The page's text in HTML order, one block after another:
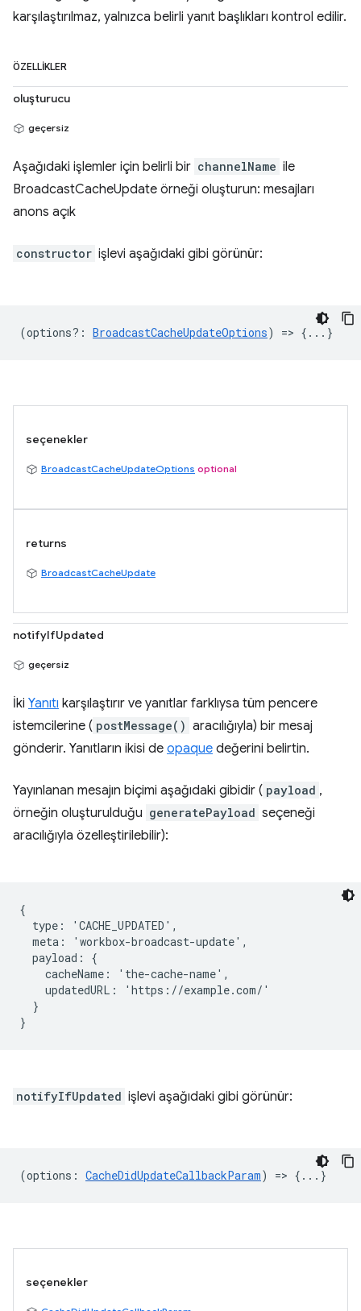
karşılaştırılmaz, yalnızca belirli yanıt başlıkları kontrol edilir.
ÖZELLIKLER
oluşturucu
geçersiz
Aşağıdaki işlemler için belirli bir channelName ile
BroadcastCacheUpdate örneği oluşturun: mesajları
anons açık
constructor işlevi aşağıdaki gibi görünür:
(options? : BroadcastCacheUpdateOptions) => {...}
seçenekler
BroadcastCacheUpdateOptions optional
returns
BroadcastCacheUpdate
notifyIfUpdated
geçersiz
İki Yanıtı karşılaştırır ve yanıtlar farklıysa tüm pencere
istemcilerine ( postMessage() aracılığıyla) bir mesaj
gönderir. Yanıtların ikisi de opaque değerini belirtin.
Yayınlanan mesajın biçimi aşağıdaki gibidir ( payload ,
örneğin oluşturulduğu generatePayload seçeneği
aracılığıyla özelleştirilebilir):
{
  type: 'CACHE_UPDATED',
  meta: 'workbox-broadcast-update',
  payload: {
    cacheName: 'the-cache-name',
    updatedURL: 'https://example.com/'
  }
notifyIfUpdated işlevi aşağıdaki gibi görünür:
(options : CacheDidUpdateCallbackParam) => {...}
seçenekler